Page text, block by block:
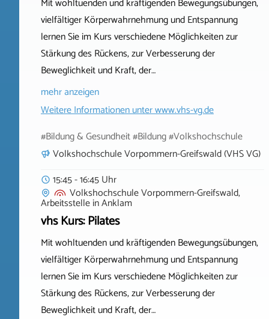
Mit wohltuenden und kräftigenden Bewegungsübungen,
vielfältiger Körperwahrnehmung und Entspannung
lernen Sie im Kurs verschiedene Möglichkeiten zur
Stärkung des Rückens, zur Verbesserung der
Beweglichkeit und Kraft, der…
mehr anzeigen
Weitere Informationen unterwww.vhs-vg.de
#Bildung & Gesundheit #Bildung #Volkshochschule
Volkshochschule Vorpommern-Greifswald (VHS VG)
15:45 - 16:45 Uhr
Volkshochschule Vorpommern-Greifswald,
ArbeitsstelleinAnklam
vhs Kurs: Pilates
Mit wohltuenden und kräftigenden Bewegungsübungen,
vielfältiger Körperwahrnehmung und Entspannung
lernen Sie im Kurs verschiedene Möglichkeiten zur
Stärkung des Rückens, zur Verbesserung der
Beweglichkeit und Kraft, der…